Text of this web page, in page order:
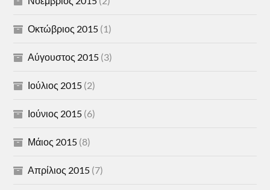
Οκτώβριος 2015 (1)
Αύγουστος 2015 (3)
Ιούλιος 2015 (2)
Ιούνιος 2015 (6)
Μάιος 2015 (8)
Απρίλιος 2015 (7)